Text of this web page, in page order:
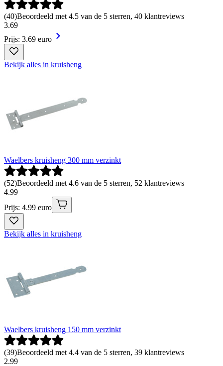
(40)Beoordeeld met 4.5 van de 5 sterren, 40 klantreviews
3.69
Prijs: 3.69 euro
Bekijk alles in kruisheng
Waelbers kruisheng 300 mm verzinkt
(52)Beoordeeld met 4.6 van de 5 sterren, 52 klantreviews
4.99
Prijs: 4.99 euro
Bekijk alles in kruisheng
Waelbers kruisheng 150 mm verzinkt
(39)Beoordeeld met 4.4 van de 5 sterren, 39 klantreviews
2.99